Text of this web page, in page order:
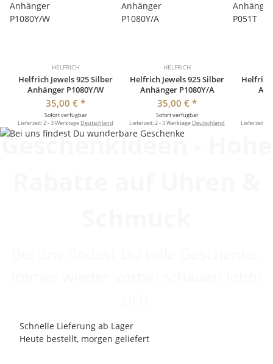
HELFRICH
Helfrich Jewels 925 Silber
Anhänger P1080Y/W
35,00 €*
Sofort verfügbar
Lieferzeit:2 - 3 Werktage Deutschland
HELFRICH
Helfrich Jewels 925 Silber
Anhänger P1080Y/A
35,00 €*
Sofort verfügbar
Lieferzeit:2 - 3 Werktage Deutschland
Helfrich
Lieferzeit:
Geschenkideen - Hohe
Schnelle Lieferung ab Lager
Heute bestellt, morgen geliefert